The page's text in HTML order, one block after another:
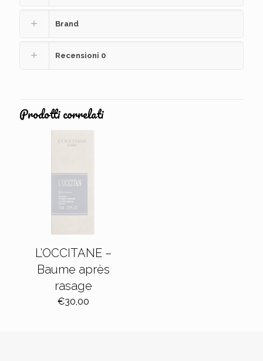
Brand
Recensioni 0
Prodotti correlati
L’OCCITANE –
Baume après
rasage
€30,00